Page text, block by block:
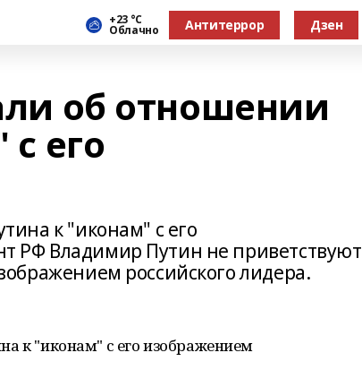
+23 °С
Облачно Антитеррор Дзен
об отношении
его
к "иконам" с его
РФ Владимир Путин не приветствуют
российского лидера.
к "иконам" с его изображением